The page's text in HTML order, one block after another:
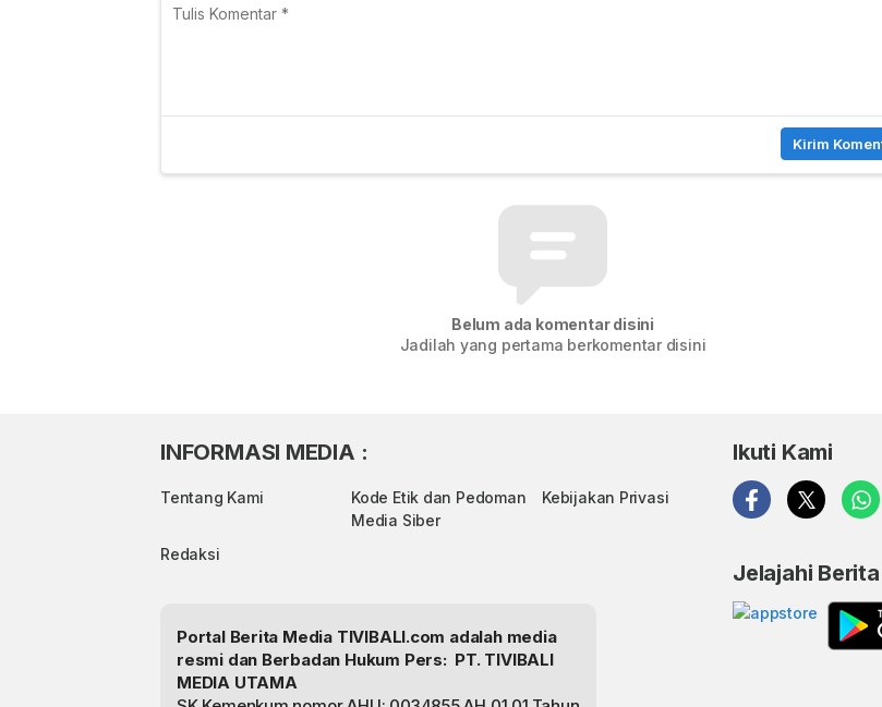
Belum ada komentar disini
Jadilah yang pertama berkomentar disini
INFORMASI MEDIA :
Tentang Kami
Kode Etik dan Pedoman
Media Siber
Kebijakan Privasi
Redaksi
Portal Berita Media TIVIBALI.com adalah media
resmi dan Berbadan Hukum Pers: PT. TIVIBALI
MEDIA UTAMA
Ikuti Kami
Jelajahi